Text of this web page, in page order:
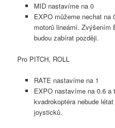
MID nastavíme na 0
EXPO můžeme nechat
motorů lineární. Zvýšením
budou zabírat později.
Pro PITCH, ROLL
RATE nastavíme na 1
EXPO nastavíme na 0.6
kvadrokoptéra nebude
joysticků.